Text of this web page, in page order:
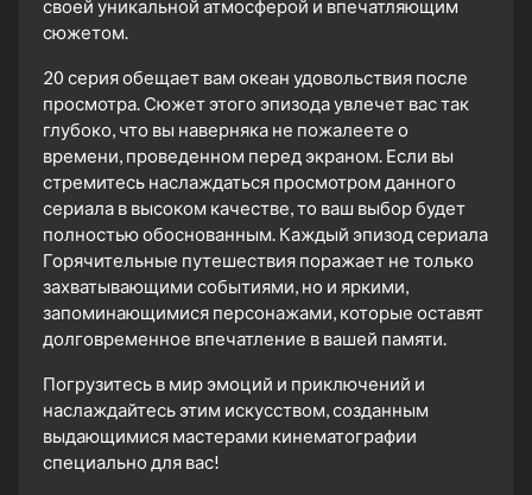
своей уникальной атмосферой и впечатляющим
сюжетом.
20 серия обещает вам океан удовольствия после
просмотра. Сюжет этого эпизода увлечет вас так
глубоко, что вы наверняка не пожалеете о
времени, проведенном перед экраном. Если вы
стремитесь наслаждаться просмотром данного
сериала в высоком качестве, то ваш выбор будет
полностью обоснованным. Каждый эпизод сериала
Горячительные путешествия поражает не только
захватывающими событиями, но и яркими,
запоминающимися персонажами, которые оставят
долговременное впечатление в вашей памяти.
Погрузитесь в мир эмоций и приключений и
наслаждайтесь этим искусством, созданным
выдающимися мастерами кинематографии
специально для вас!